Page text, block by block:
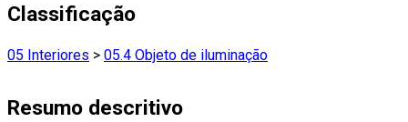
Classificação
05 Interiores > 05.4 Objeto de iluminação
Resumo descritivo